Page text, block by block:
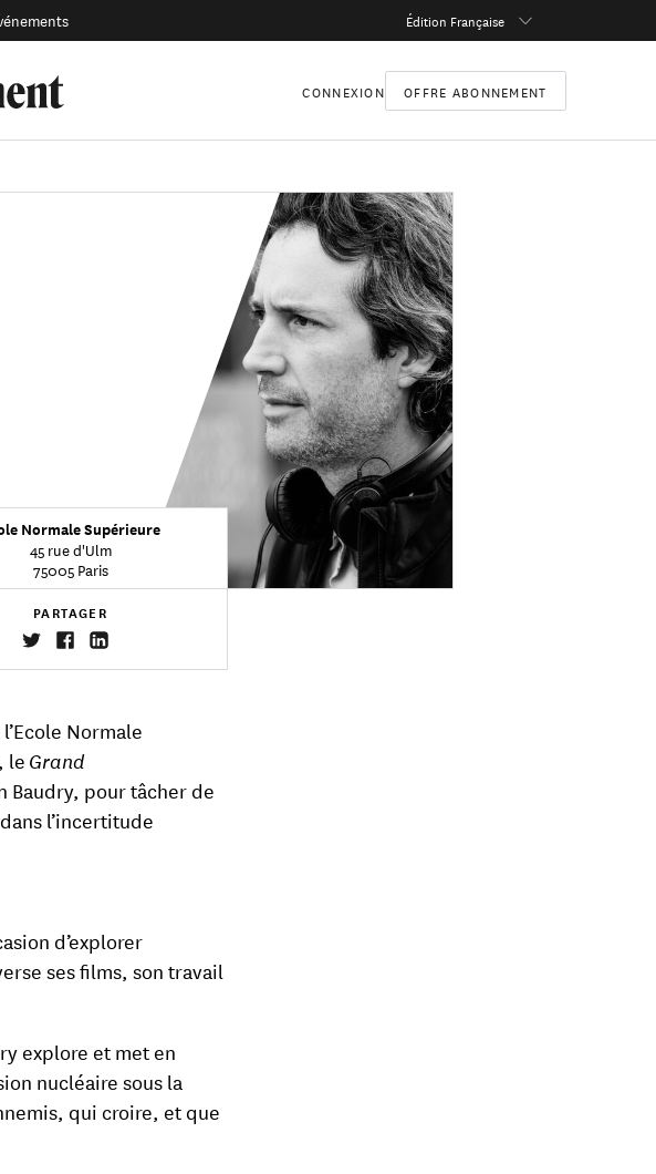
Édition Française
CONNEXION OFFRE ABONNEMENT
Normale Supérieure
45 rue d'Ulm
75005 Paris
PARTAGER
Normale
leGrand
Baudry, pour tâcher de
l’incertitude
d’explorer
ses films, son travail
explore et met en
nucléaire sous la
qui croire, et que